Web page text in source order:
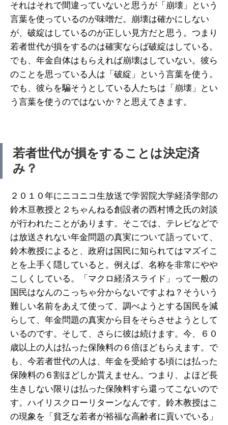
それはそれで間違っていないと思うが「崩壊」という
言葉を使っているのが味噌だ。崩壊は確かにしない
が、破綻はしているのが正しい見方だと思う。つまり
若者世代が損をするのは確実ならば破綻はしている。
でも、年金自体はもらえれば崩壊はしていない。彼ら
のことを思っている人は「破綻」という言葉を使う。
でも、彼らを騙そうとしている人たちは「崩壊」とい
う言葉を使うのではないか？と思えてきます。
若者世代が損をすることは決定済
み？
２０１０年にニコニコ生放送で学習院大学経済学部の
鈴木亘教授と２ちゃんねる創設者の西村博之氏の対談
が行われたことがあります。そこでは、テレビなどで
は放送されない年金問題の真実について語っていて、
鈴木教授によると、政府は国民に知られてはマズイこ
とを上手く隠していると。例えば、名称を非常にやや
こしくしている。「マクロ経済スライド」って一般の
国民はなんのこっちゃ分からないですよね？そういう
難しい名前をあえて使って、調べようとする国民を減
らして、年金問題の真実から目をそらさせようとして
いるのです。そして、さらに彼は続けます。今、６０
歳以上の人は払った保険料の６倍ほどもらえます。で
も、今若者世代の人は、年金を受給する頃には払った
保険料の６割ほどしか貰えません。つまり、よほど長
生きしない限りは払った保険料すら還ってこないので
す。ハイリスクローリターンなんです。鈴木教授はこ
の現象を「貧乏な若者が裕福な高齢者に貢いでいる」